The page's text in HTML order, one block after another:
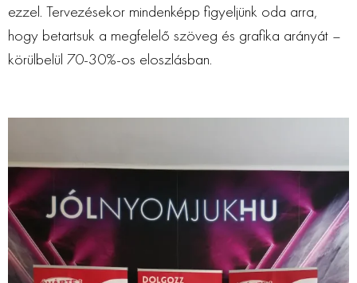
ezzel. Tervezésekor mindenképp figyeljünk oda arra,
hogy betartsuk a megfelelő szöveg és grafika arányát –
körülbelül 70-30%-os eloszlásban.